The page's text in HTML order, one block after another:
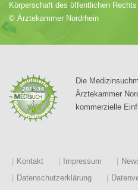
Körperschaft des öffentlichen Rechts
© Ärztekammer Nordrhein
Die
Ärztekammer
kommerzielle
Kontakt Impressum
Datenschutzerklärung